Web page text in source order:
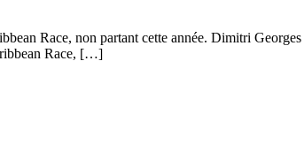
Race, non partant cette année. Dimitri
Race, […]